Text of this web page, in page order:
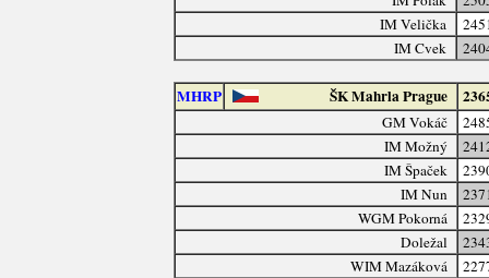
IM Velička
IM Cvek
MHRP ŠK Mahrla Prague
GM Vokáč
IM Možný
IM Špaček
IM Nun
WGM Pokorná
Doležal
WIM Mazáková